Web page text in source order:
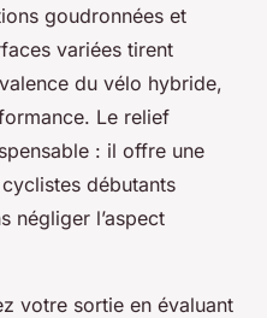
goudronnées et
variées tirent
du vélo hybride,
Le relief
: il offre une
débutants
négliger l’aspect
votre sortie en évaluant